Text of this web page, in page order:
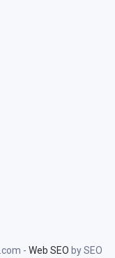
- Web SEO by SEO